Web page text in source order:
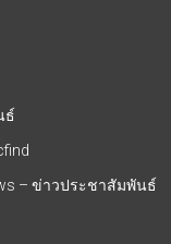
ธ์
– ข่าวประชาสัมพันธ์